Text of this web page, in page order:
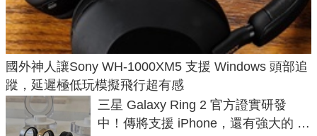
國外神人讓Sony WH-1000XM5 支援 Windows 頭部追
蹤，延遲極低玩模擬飛行超有感
三星 Galaxy Ring 2 官方證實研發
中！傳將支援 iPhone，還有強大的 AI